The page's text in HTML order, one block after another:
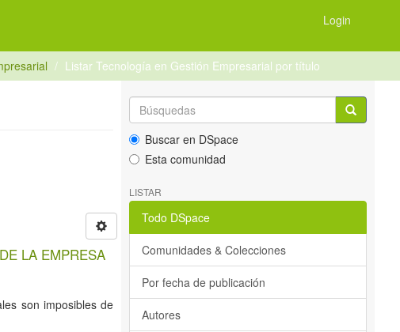
Login
Listar Tecnología en Gestión Empresarial por título
LA EMPRESA
son imposibles de
Buscar en DSpace
Esta comunidad
LISTAR
Todo DSpace
Comunidades & Colecciones
Por fecha de publicación
Autores